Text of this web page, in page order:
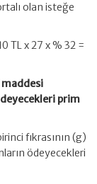
olan isteğe
TL x 27 x % 32 =
maddesi
prim
fıkrasının (g)
ödeyecekleri